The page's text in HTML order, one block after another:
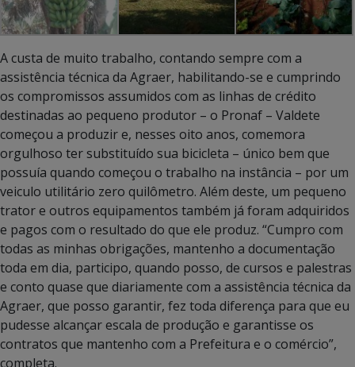
A custa de muito trabalho, contando sempre com a
assistência técnica da Agraer, habilitando-se e cumprindo
os compromissos assumidos com as linhas de crédito
destinadas ao pequeno produtor – o Pronaf – Valdete
começou a produzir e, nesses oito anos, comemora
orgulhoso ter substituído sua bicicleta – único bem que
possuía quando começou o trabalho na instância – por um
veiculo utilitário zero quilômetro. Além deste, um pequeno
trator e outros equipamentos também já foram adquiridos
e pagos com o resultado do que ele produz. “Cumpro com
todas as minhas obrigações, mantenho a documentação
toda em dia, participo, quando posso, de cursos e palestras
e conto quase que diariamente com a assistência técnica da
Agraer, que posso garantir, fez toda diferença para que eu
pudesse alcançar escala de produção e garantisse os
contratos que mantenho com a Prefeitura e o comércio”,
completa.